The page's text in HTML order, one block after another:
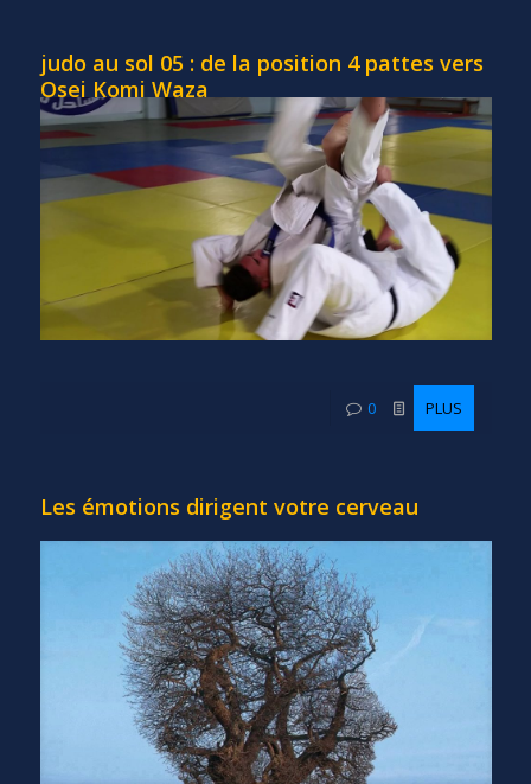
judo au sol 05 : de la position 4 pattes vers
Osei Komi Waza
0 PLUS
Les émotions dirigent votre cerveau